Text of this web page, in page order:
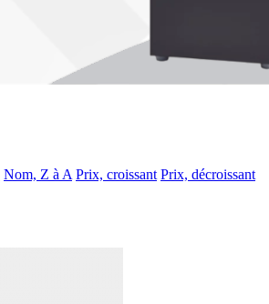
Nom, Z à A Prix, croissant Prix, décroissant